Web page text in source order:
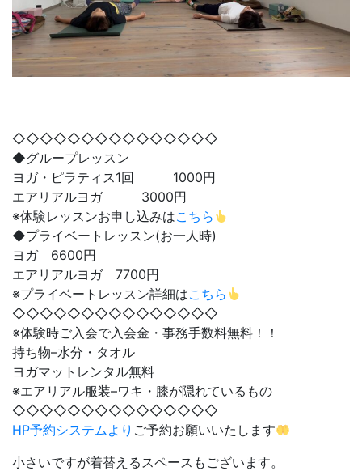
◇◇◇◇◇◇◇◇◇◇◇◇◇◇◇
◆グループレッスン
ヨガ・ピラティス1回 1000円
エアリアルヨガ 3000円
※体験レッスンお申し込みはこちら
◆プライベートレッスン(お一人時)
ヨガ 6600円
エアリアルヨガ 7700円
※プライベートレッスン詳細はこちら
◇◇◇◇◇◇◇◇◇◇◇◇◇◇◇
※体験時ご入会で入会金・事務手数料無料！！
持ち物–水分・タオル
ヨガマットレンタル無料
※エアリアル服装–ワキ・膝が隠れているもの
◇◇◇◇◇◇◇◇◇◇◇◇◇◇◇
HP予約システムより ご予約お願いいたします
小さいですが着替えるスペースもございます。